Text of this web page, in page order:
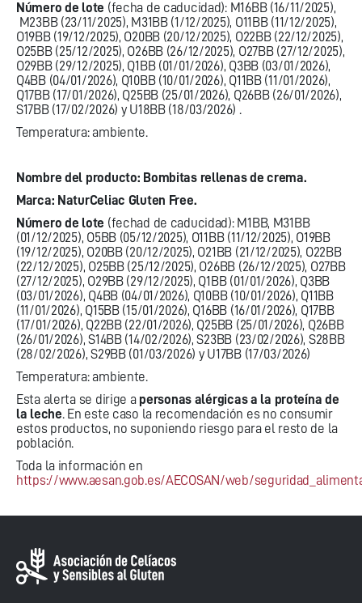
Número de lote (fecha de caducidad): M16BB (16/11/2025),
M23BB (23/11/2025), M31BB (1/12/2025), O11BB (11/12/2025),
O19BB (19/12/2025), O20BB (20/12/2025), O22BB (22/12/2025),
O25BB (25/12/2025), O26BB (26/12/2025), O27BB (27/12/2025),
O29BB (29/12/2025), Q1BB (01/01/2026), Q3BB (03/01/2026),
Q4BB (04/01/2026), Q10BB (10/01/2026), Q11BB (11/01/2026),
Q17BB (17/01/2026), Q25BB (25/01/2026), Q26BB (26/01/2026),
S17BB (17/02/2026) y U18BB (18/03/2026) .
Temperatura: ambiente.
Nombre del producto: Bombitas rellenas de crema.
Marca: NaturCeliac Gluten Free.
Número de lote (fechad de caducidad): M1BB, M31BB
(01/12/2025), O5BB (05/12/2025), O11BB (11/12/2025), O19BB
(19/12/2025), O20BB (20/12/2025), O21BB (21/12/2025), O22BB
(22/12/2025), O25BB (25/12/2025), O26BB (26/12/2025), O27BB
(27/12/2025), O29BB (29/12/2025), Q1BB (01/01/2026), Q3BB
(03/01/2026), Q4BB (04/01/2026), Q10BB (10/01/2026), Q11BB
(11/01/2026), Q15BB (15/01/2026), Q16BB (16/01/2026), Q17BB
(17/01/2026), Q22BB (22/01/2026), Q25BB (25/01/2026), Q26BB
(26/01/2026), S14BB (14/02/2026), S23BB (23/02/2026), S28BB
(28/02/2026), S29BB (01/03/2026) y U17BB (17/03/2026)
Temperatura: ambiente.
Esta alerta se dirige a personas alérgicas a la proteína de
la leche. En este caso la recomendación es no consumir
estos productos, no suponiendo riesgo para el resto de la
población.
Toda la información en
https://www.aesan.gob.es/AECOSAN/web/